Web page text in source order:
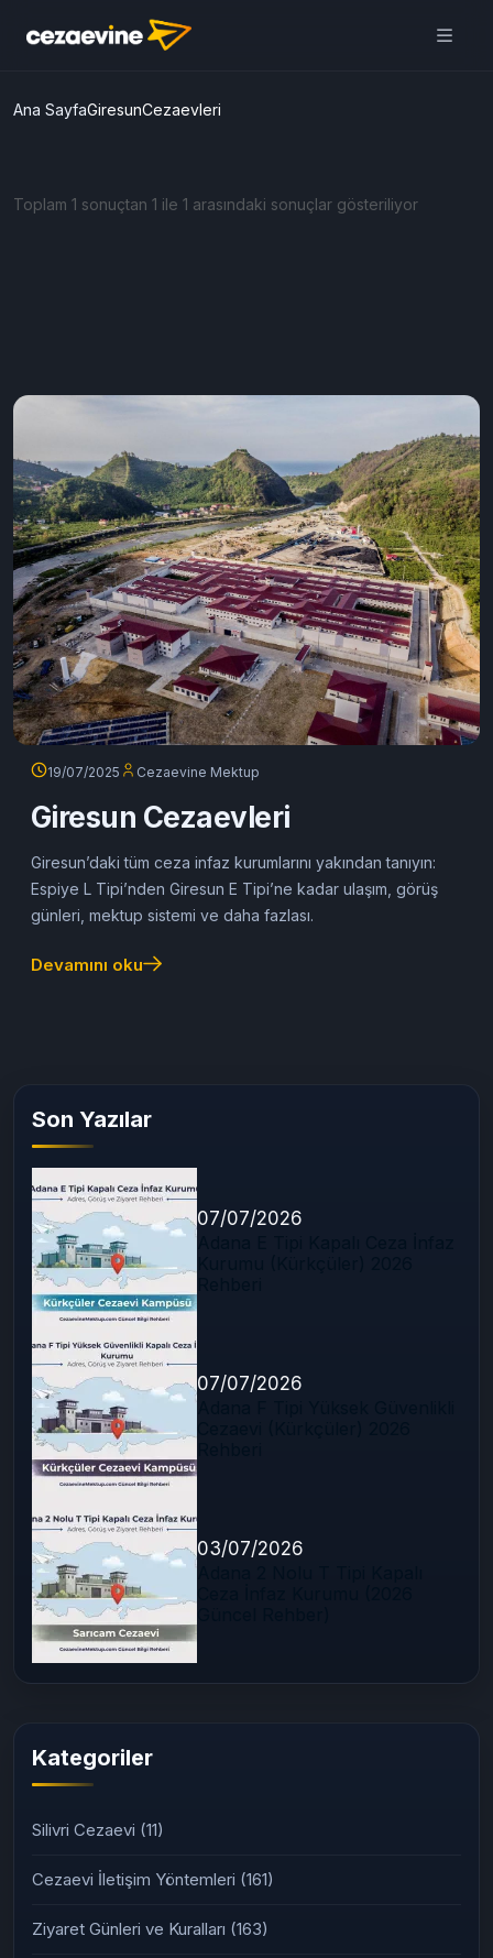
Ana SayfaGiresunCezaevleri
Toplam 1 sonuçtan 1 ile 1 arasındaki sonuçlar gösteriliyor
19/07/2025 Cezaevine Mektup
Giresun Cezaevleri
Giresun’daki tüm ceza infaz kurumlarını yakından tanıyın:
Espiye L Tipi’nden Giresun E Tipi’ne kadar ulaşım, görüş
günleri, mektup sistemi ve daha fazlası.
Devamını oku
Son Yazılar
07/07/2026
07/07/2026
03/07/2026
Kategoriler
Silivri Cezaevi (11)
Cezaevi İletişim Yöntemleri (161)
Ziyaret Günleri ve Kuralları (163)